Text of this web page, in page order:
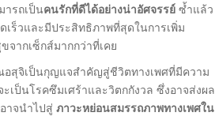
ารถเป็นคนรักที่ดีได้อย่างน่าอัศจรรย์ ซ้ำแล้ว
ร็วและมีประสิทธิภาพที่สุดในการเพิ่ม
ากเซ็กส์มากกว่าที่เคย
สุจิเป็นกุญแจสำคัญสู่ชีวิตทางเพศที่มีความ
ป็นโรคซึมเศร้าและวิตกกังวล ซึ่งอาจส่งผล
าจนำไปสู่ ภาวะหย่อนสมรรถภาพทางเพศใน